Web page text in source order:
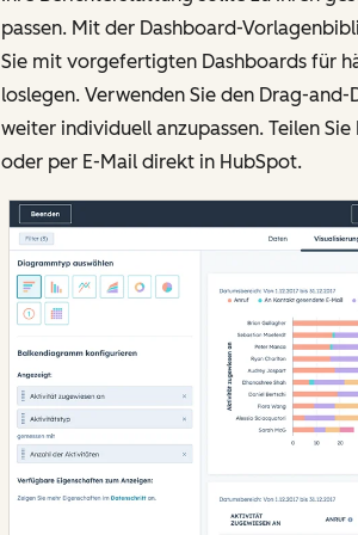
passen. Mit der Dashboard-
Sie mit vorgefertigten Dashboards für
loslegen. Verwenden Sie den Drag-
weiter individuell anzupassen. Teilen
oder per E-Mail direkt in HubSpot.